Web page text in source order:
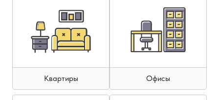
Квартиры Офисы